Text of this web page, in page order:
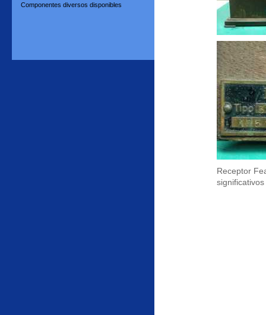
Receptor
Componentes diversos disponibles